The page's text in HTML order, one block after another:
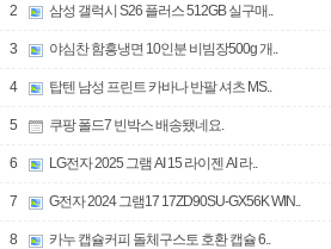
2 삼성 갤럭시 S26 플러스 512GB 실구매..
3 야심찬 함흥냉면 10인분 비빔장500g 개..
4 탑텐 남성 프린트 카바나 반팔 셔츠 MS..
5 쿠팡 폴드7 빈박스 배송됐네요.
6 LG전자 2025 그램 AI 15 라이젠 AI 라..
7 G전자 2024 그램17 17ZD90SU-GX56K WIN..
8 카누 캡슐커피 돌체구스토 호환 캡슐 6..